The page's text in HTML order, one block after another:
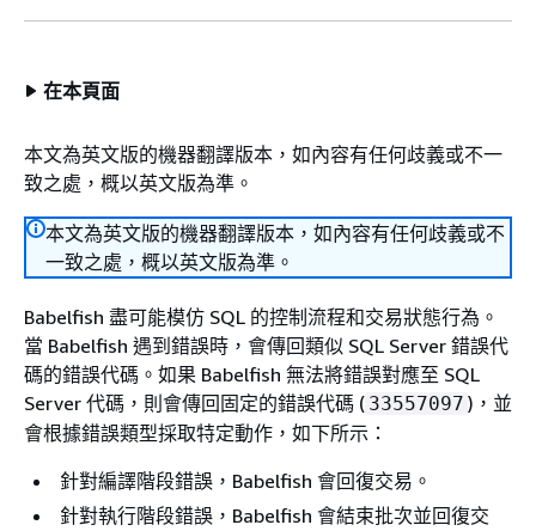
在本頁面
本文為英文版的機器翻譯版本，如內容有任何歧義或不一
致之處，概以英文版為準。
本文為英文版的機器翻譯版本，如內容有任何歧義或不
一致之處，概以英文版為準。
Babelfish 盡可能模仿 SQL 的控制流程和交易狀態行為。
當 Babelfish 遇到錯誤時，會傳回類似 SQL Server 錯誤代
碼的錯誤代碼。如果 Babelfish 無法將錯誤對應至 SQL
Server 代碼，則會傳回固定的錯誤代碼 ( 33557097 )，並
會根據錯誤類型採取特定動作，如下所示：
針對編譯階段錯誤，Babelfish 會回復交易。
針對執行階段錯誤，Babelfish 會結束批次並回復交